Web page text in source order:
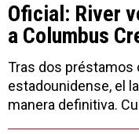
Oficial: River
a Columbus
Tras dos préstamos
estadounidense, el
manera definitiva.